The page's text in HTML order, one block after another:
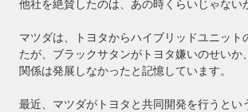
他社を絶賛したのは、あの時くらいじゃない
マツダは、トヨタからハイブリッドユニット
たが、ブラックサタンがトヨタ嫌いのせいか
関係は発展しなかったと記憶しています。
最近、マツダがトヨタと共同開発を行うとい